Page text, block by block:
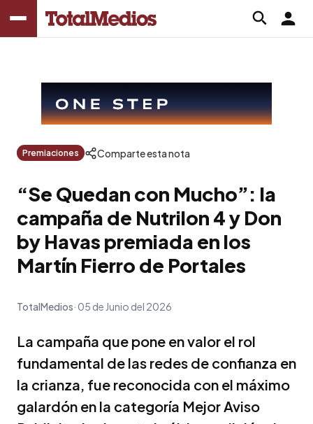
Premiaciones Comparte esta nota
“Se Quedan con Mucho”: la
campaña de Nutrilon 4 y Don
by Havas premiada en los
Martín Fierro de Portales
TotalMedios 05 de Junio del 2026
La campaña que pone en valor el rol
fundamental de las redes de confianza en
la crianza, fue reconocida con el máximo
galardón en la categoría Mejor Aviso